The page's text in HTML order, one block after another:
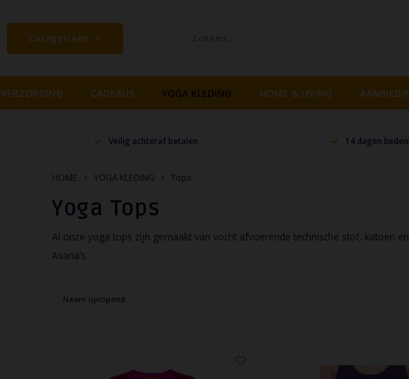
Categorieën
VERZORGING CADEAUS YOGA KLEDING HOME & LIVING
Veilig achteraf betalen 14 dagen
HOME YOGA KLEDING Tops
Yoga Tops
Al onze yoga tops zijn gemaakt van vocht afvoerende technische stof, katoen
Asana’s.
Naam oplopend